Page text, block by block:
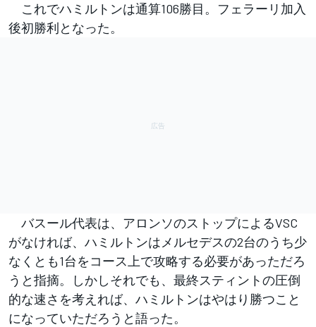
これでハミルトンは通算106勝目。フェラーリ加入
後初勝利となった。
バスール代表は、アロンソのストップによるVSC
がなければ、ハミルトンはメルセデスの2台のうち少
なくとも1台をコース上で攻略する必要があっただろ
うと指摘。しかしそれでも、最終スティントの圧倒
的な速さを考えれば、ハミルトンはやはり勝つこと
になっていただろうと語った。